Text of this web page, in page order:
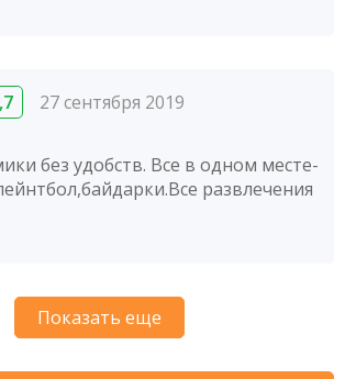
27 сентября 2019
без удобств. Все в одном месте-
развлечения
Показать еще